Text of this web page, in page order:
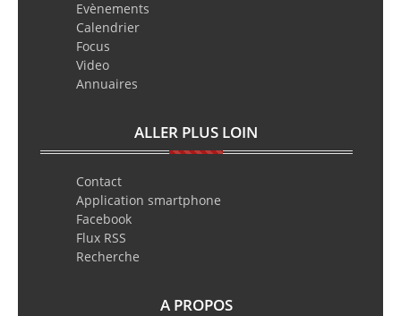
Evènements
Calendrier
Focus
Video
Annuaires
ALLER PLUS LOIN
Contact
Application smartphone
Facebook
Flux RSS
Recherche
A PROPOS